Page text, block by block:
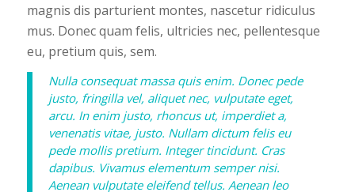
magnis dis parturient montes, nascetur ridiculus
mus. Donec quam felis, ultricies nec, pellentesque
eu, pretium quis, sem.
Nulla consequat massa quis enim. Donec pede
justo, fringilla vel, aliquet nec, vulputate eget,
arcu. In enim justo, rhoncus ut, imperdiet a,
venenatis vitae, justo. Nullam dictum felis eu
pede mollis pretium. Integer tincidunt. Cras
dapibus. Vivamus elementum semper nisi.
Aenean vulputate eleifend tellus. Aenean leo